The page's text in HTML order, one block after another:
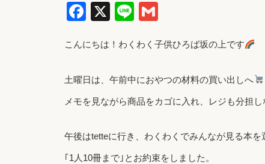
Facebook
X Line
こんにちは！わくわく子供ひろば坂の上です
土曜日は、午前中におやつの材料の買い出しへ
メモを見ながら商品をカゴに入れ、レジも分担
午後はtetteに行き、わくわくでみんなが見る本を
｢1人10冊まで｣とお約束をしました。